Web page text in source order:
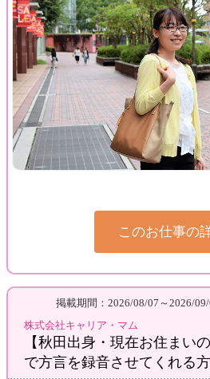
このお仕事の
掲載期間：2026/08/07～2026/
株式会社キャリア・マム
【秋田出身・現在お住まい
で方言を録音させてくれる方